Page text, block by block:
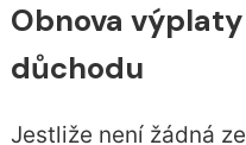
Obnova
důchodu
Jestliže není žádná